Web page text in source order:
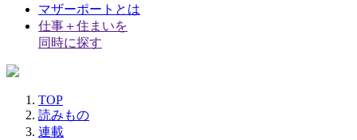
マザーポートとは
仕事＋住まいを
同時に探す
TOP
読みもの
連載